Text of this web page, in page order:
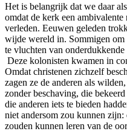
Het is belangrijk dat we daar
omdat de kerk een
verleden. Eeuwen geleden
wijde wereld in. Sommigen
te vluchten van
Deze kolonisten kwamen in
Omdat christenen zichzelf
zagen ze de anderen als
zonder beschaving, die
die anderen iets te bieden
niet andersom zou kunnen
zouden kunnen leren van de